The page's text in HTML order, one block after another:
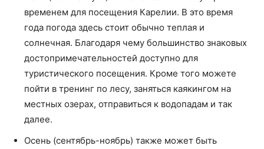
временем для посещения Карелии. В это время
года погода здесь стоит обычно теплая и
солнечная. Благодаря чему большинство знаковых
достопримечательностей доступно для
туристического посещения. Кроме того можете
пойти в тренинг по лесу, заняться каякингом на
местных озерах, отправиться к водопадам и так
далее.
Осень (сентябрь-ноябрь) также может быть